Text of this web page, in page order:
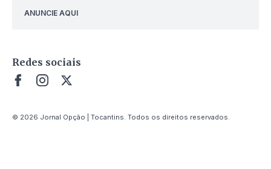
ANUNCIE AQUI
Redes sociais
© 2026 Jornal Opção | Tocantins. Todos os direitos reservados.